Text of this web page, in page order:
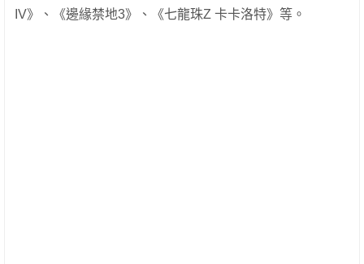
IV》、《邊緣禁地3》、《七龍珠Z 卡卡洛特》等。